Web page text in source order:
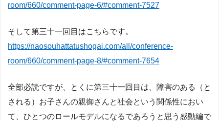
room/660/comment-page-6/#comment-7527
そして第三十一回目はこちらです。
https://naosouhattatushogai.com/all/conference-
room/660/comment-page-8/#comment-7654
全部必読ですが、とくに第三十一回目は、障害のある（と
される）お子さんの親御さんと社会という関係性におい
て、ひとつのロールモデルになるであろうと思う感動編で